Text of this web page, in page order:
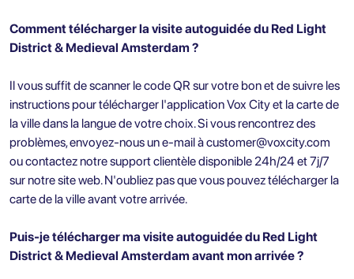
Comment télécharger la visite autoguidée du Red Light
District & Medieval Amsterdam ?
Il vous suffit de scanner le code QR sur votre bon et de suivre les
instructions pour télécharger l'application Vox City et la carte de
la ville dans la langue de votre choix. Si vous rencontrez des
problèmes, envoyez-nous un e-mail àcustomer@voxcity.com
ou contactez notre support clientèle disponible 24h/24 et 7j/7
sur notre site web. N'oubliez pas que vous pouvez télécharger la
carte de la ville avant votre arrivée.
Puis-je télécharger ma visite autoguidée du Red Light
District & Medieval Amsterdam avant mon arrivée ?